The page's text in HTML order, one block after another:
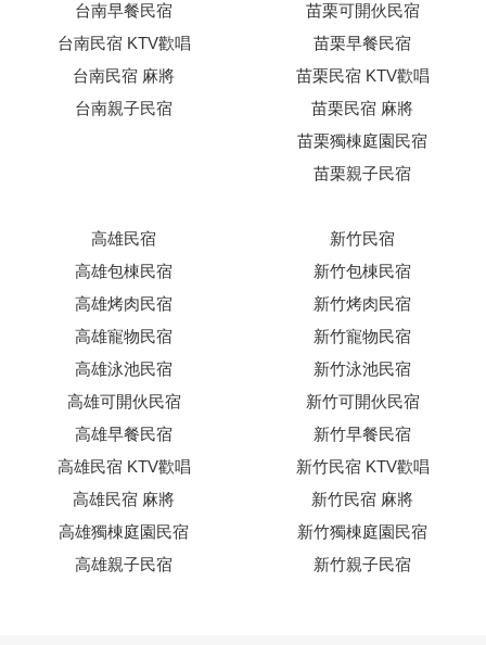
台南早餐民宿
台南民宿 KTV歡唱
台南民宿 麻將
台南親子民宿
苗栗可開伙民宿
苗栗早餐民宿
苗栗民宿 KTV歡唱
苗栗民宿 麻將
苗栗獨棟庭園民宿
苗栗親子民宿
高雄民宿
高雄包棟民宿
高雄烤肉民宿
高雄寵物民宿
高雄泳池民宿
高雄可開伙民宿
高雄早餐民宿
高雄民宿 KTV歡唱
高雄民宿 麻將
高雄獨棟庭園民宿
高雄親子民宿
新竹民宿
新竹包棟民宿
新竹烤肉民宿
新竹寵物民宿
新竹泳池民宿
新竹可開伙民宿
新竹早餐民宿
新竹民宿 KTV歡唱
新竹民宿 麻將
新竹獨棟庭園民宿
新竹親子民宿